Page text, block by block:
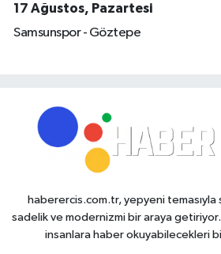
17 Ağustos, Pazartesi
Samsunspor - Göztepe
haberercis.com.tr, yepyeni
sadelik ve modernizmi bir araya
insanlara haber okuyabilecekleri